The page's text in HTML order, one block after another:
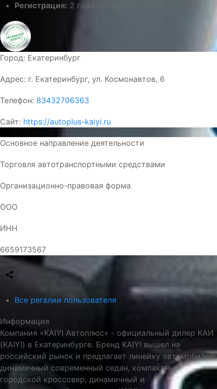
Регистрация: 2 года назад
Город: Екатеринбург
Адрес: г. Екатеринбург, ул. Космонавтов, 6
Телефон: 83432706363
Сайт: https://autoplus-kaiyi.ru
Основное направление деятельности
Торговля автотранспортными средствами
Организационно-правовая форма
ООО
ИНН
6659173567
Все регалии пользователя
Информация
Компания «KAIYI Автоплюс» - официальный дилер КАИ
(KAIYI) в Екатеринбурге. Бренд KAIYI вышел на
российский рынок и предлагает линейку автомобилей:
динамичный современный седан, компактный
городской кроссовер, динамичный и